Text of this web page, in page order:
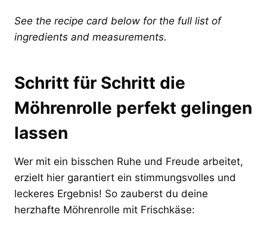
See the recipe card below for the full list of
ingredients and measurements.
Schritt für Schritt die
Möhrenrolle perfekt gelingen
lassen
Wer mit ein bisschen Ruhe und Freude arbeitet,
erzielt hier garantiert ein stimmungsvolles und
leckeres Ergebnis! So zauberst du deine
herzhafte Möhrenrolle mit Frischkäse: